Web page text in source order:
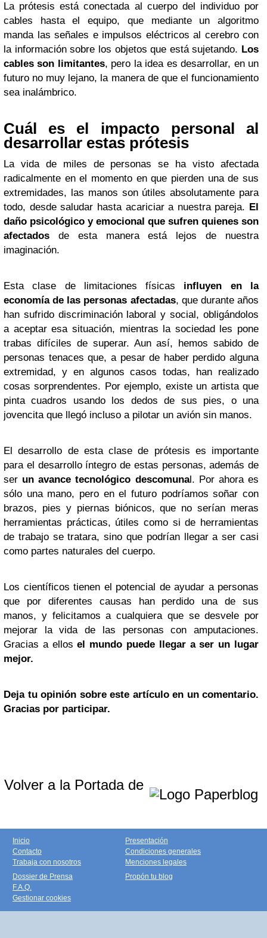
La prótesis está conectada al cuerpo del individuo por
cables hasta el equipo, que mediante un algoritmo
manda las señales e impulsos eléctricos al cerebro con
la información sobre los objetos que está sujetando. Los
cables son limitantes, pero la idea es desarrollar, en un
futuro no muy lejano, la manera de que el funcionamiento
sea inalámbrico.
Cuál es el impacto personal al
desarrollar estas prótesis
La vida de miles de personas se ha visto afectada
radicalmente en el momento en que pierden una de sus
extremidades, las manos son útiles absolutamente para
todo, desde saludar hasta acariciar a nuestra pareja. El
daño psicológico y emocional que sufren quienes son
afectados de esta manera está lejos de nuestra
imaginación.
Esta clase de limitaciones físicas influyen en la
economía de las personas afectadas, que durante años
han sufrido discriminación laboral y social, obligándolos
a aceptar esa situación, mientras la sociedad les pone
trabas difíciles de superar. Aun así, hemos sabido de
personas tenaces que, a pesar de haber perdido alguna
extremidad, y en algunos casos todas, han realizado
cosas sorprendentes. Por ejemplo, existe un artista que
pinta cuadros usando los dedos de sus pies, o una
jovencita que llegó incluso a pilotar un avión sin manos.
El desarrollo de esta clase de prótesis es importante
para el desarrollo íntegro de estas personas, además de
ser un avance tecnológico descomunal. Por ahora es
sólo una mano, pero en el futuro podríamos soñar con
brazos, pies y piernas biónicos, que no serían meras
herramientas prácticas, útiles como si de herramientas
de trabajo se tratara, sino que podrían llegar a ser casi
como partes naturales del cuerpo.
Los científicos tienen el potencial de ayudar a personas
que por diferentes causas han perdido una de sus
manos, y felicitamos a cualquiera que se desvele por
mejorar la vida de las personas con amputaciones.
Gracias a ellosel mundo puede llegar a ser un lugar
mejor.
Deja tu opinión sobre este artículo en un comentario.
Gracias por participar.
Volver a la Portada de
Inicio
Contacto
Trabaja con nosotros
Presentación
Condiciones generales
Menciones legales
Dossier de Prensa
F.A.Q.
Gestionar cookies
Propón tu blog